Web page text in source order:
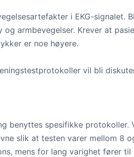
i EKG-signalet.
armbevegelser. Krever at
er noe høyere.
vil bli
benyttes spesifikke
slik at testen varer mellom 8
mens for lang varighet fører